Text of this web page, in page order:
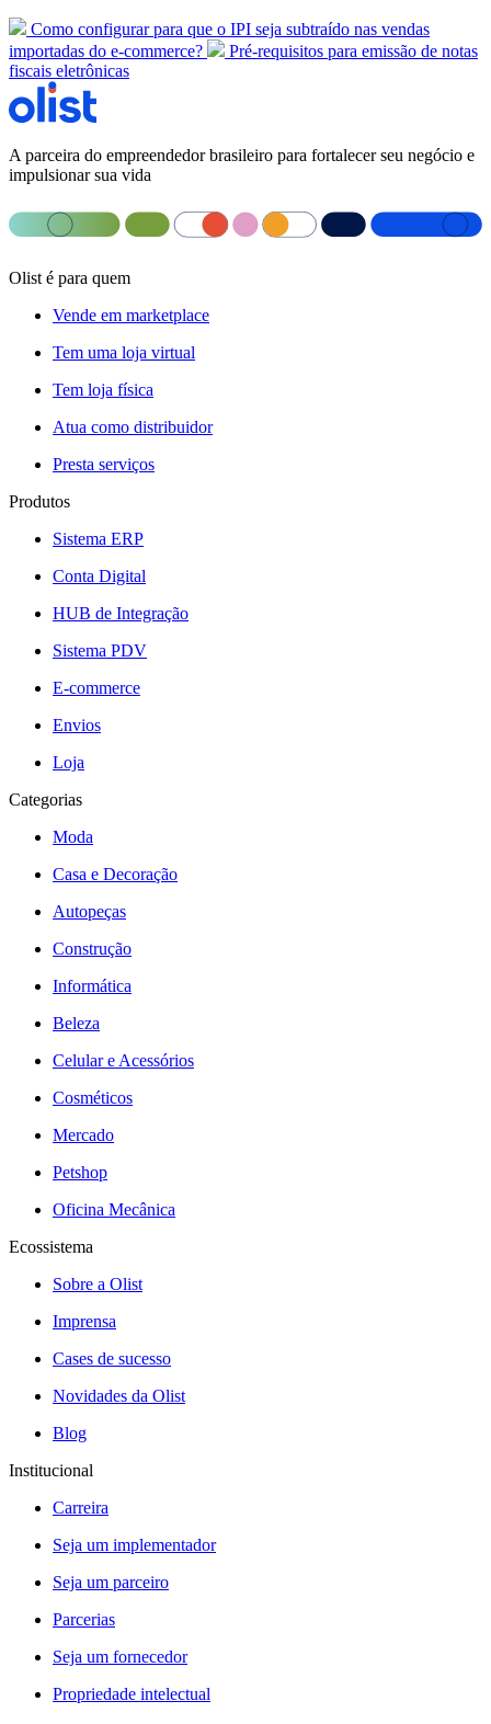
Como configurar para que o IPI seja subtraído nas vendas
importadas do e-commerce?
Pré-requisitos para emissão de notas
fiscais eletrônicas
A parceira do empreendedor brasileiro para fortalecer seu negócio e
impulsionar sua vida
Olist é para quem
Vende em marketplace
Tem uma loja virtual
Tem loja física
Atua como distribuidor
Presta serviços
Produtos
Sistema ERP
Conta Digital
HUB de Integração
Sistema PDV
E-commerce
Envios
Loja
Categorias
Moda
Casa e Decoração
Autopeças
Construção
Informática
Beleza
Celular e Acessórios
Cosméticos
Mercado
Petshop
Oficina Mecânica
Ecossistema
Sobre a Olist
Imprensa
Cases de sucesso
Novidades da Olist
Blog
Institucional
Carreira
Seja um implementador
Seja um parceiro
Parcerias
Seja um fornecedor
Propriedade intelectual